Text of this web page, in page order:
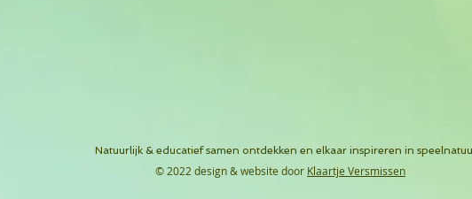
Natuurlijk & educatief samen ontdekken en elkaar inspireren in
© 2022 design & website door Klaartje Versmissen